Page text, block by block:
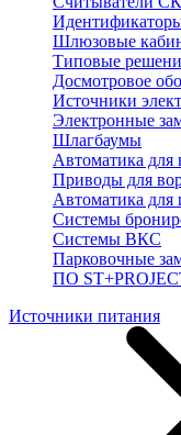
Шлюзовые
Типовые
Досмотровое
Источники
Электронные
Шлагбаумы
Автоматика для
Приводы для
Автоматика для
Системы
Системы ВКС
Парковочные
ПО
Источники питания